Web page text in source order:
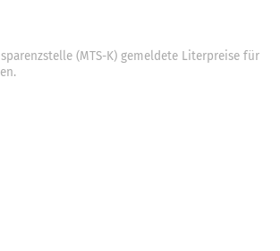
(MTS-K) gemeldete Literpreise für